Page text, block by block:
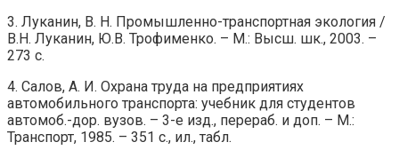
3. Луканин, В. Н. Промышленно-транспортная экология /
В.Н. Луканин, Ю.В. Трофименко. – М.: Высш. шк., 2003. –
273 с.
4. Салов, А. И. Охрана труда на предприятиях
автомобильного транспорта: учебник для студентов
автомоб.-дор. вузов. – 3-е изд., перераб. и доп. – М.:
Транспорт, 1985. – 351 с., ил., табл.